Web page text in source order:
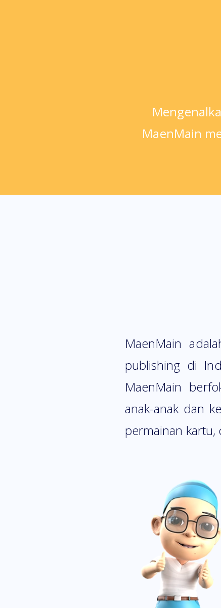
MaenMain
MaenMain
publishing di
MaenMain
anak-anak dan
permainan kartu,